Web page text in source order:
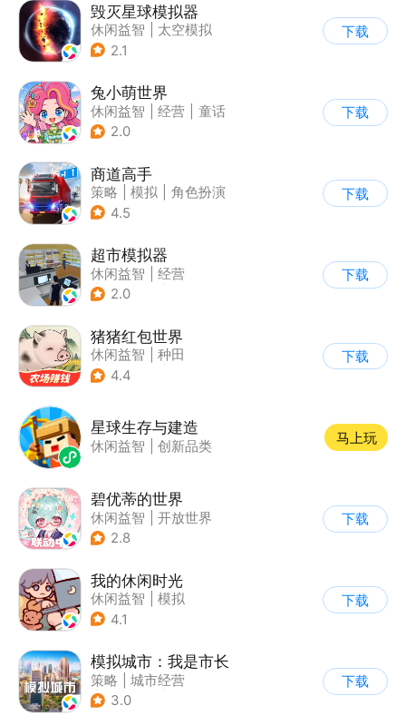
毁灭星球模拟器
休闲益智
太空模拟
| 太空
2.1
下载
兔小萌世界
休闲益智 经营
童话
| 捏脸
2.0
下载
商道高手
策略 模拟
角色扮演
| 收集
4.5
下载
超市模拟器
休闲益智
经营
| 文字游戏
2.0
下载
猪猪红包世界
休闲益智
种田
| 田园生活
4.4
下载
星球生存与建造
休闲益智 创新品类
马上玩
碧优蒂的世界
休闲益智
开放世界
| Q版
2.8
下载
我的休闲时光
休闲益智
模拟
4.1
下载
模拟城市：我是市长
策略
城市经营
| 模拟城市
3.0
下载